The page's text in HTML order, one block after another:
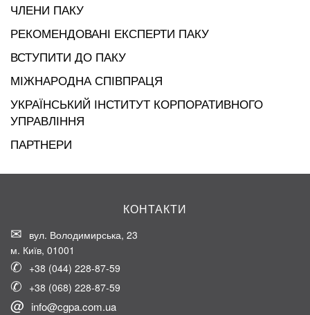
ЧЛЕНИ ПАКУ
РЕКОМЕНДОВАНІ ЕКСПЕРТИ ПАКУ
ВСТУПИТИ ДО ПАКУ
МІЖНАРОДНА СПІВПРАЦЯ
УКРАЇНСЬКИЙ ІНСТИТУТ КОРПОРАТИВНОГО
УПРАВЛІННЯ
ПАРТНЕРИ
КОНТАКТИ
вул. Володимирська, 23
м. Київ, 01001
+38 (044) 228-87-59
+38 (068) 228-87-59
info@cgpa.com.ua